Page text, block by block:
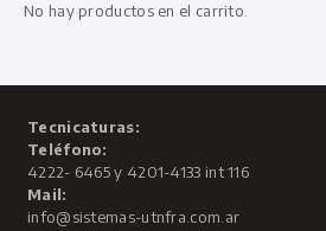
No hay productos en el carrito.
Tecnicaturas:
Teléfono:
4222- 6465 y 4201-4133 int 116
Mail:
info@sistemas-utnfra.com.ar